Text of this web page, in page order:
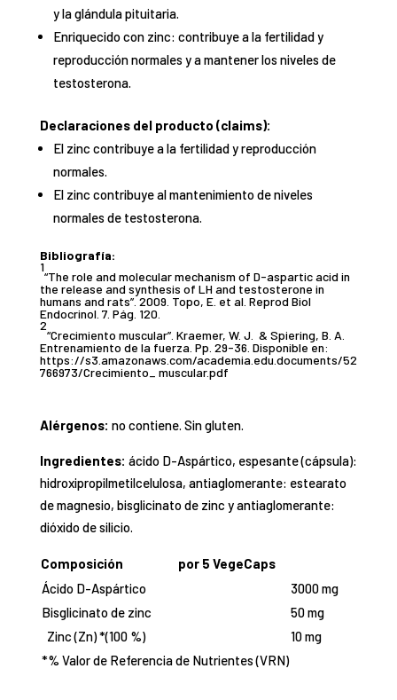
y la glándula pituitaria.
Enriquecido con zinc: contribuye a la fertilidad y
reproducción normales y a mantener los niveles de
testosterona.
Declaraciones del producto (claims):
El zinc contribuye a la fertilidad y reproducción
normales.
El zinc contribuye al mantenimiento de niveles
normales de testosterona.
Bibliografía:
1
“The role and molecular mechanism of D-aspartic acid in
the release and synthesis of LH and testosterone in
humans and rats”. 2009. Topo, E. et al. Reprod Biol
Endocrinol. 7. Pág. 120.
2
“Crecimiento muscular”. Kraemer, W. J. & Spiering, B. A.
Entrenamiento de la fuerza. Pp. 29-36. Disponible en:
https://s3.amazonaws.com/academia.edu.documents/52
766973/Crecimiento_ muscular.pdf
Alérgenos: no contiene. Sin gluten.
Ingredientes: ácido D-Aspártico, espesante (cápsula):
hidroxipropilmetilcelulosa, antiaglomerante: estearato
de magnesio, bisglicinato de zinc y antiaglomerante:
dióxido de silicio.
Composición
por 5 VegeCaps
Ácido D-Aspártico
3000 mg
Bisglicinato de zinc
50 mg
Zinc (Zn) *(100 %)
10 mg
*% Valor de Referencia de Nutrientes (VRN)